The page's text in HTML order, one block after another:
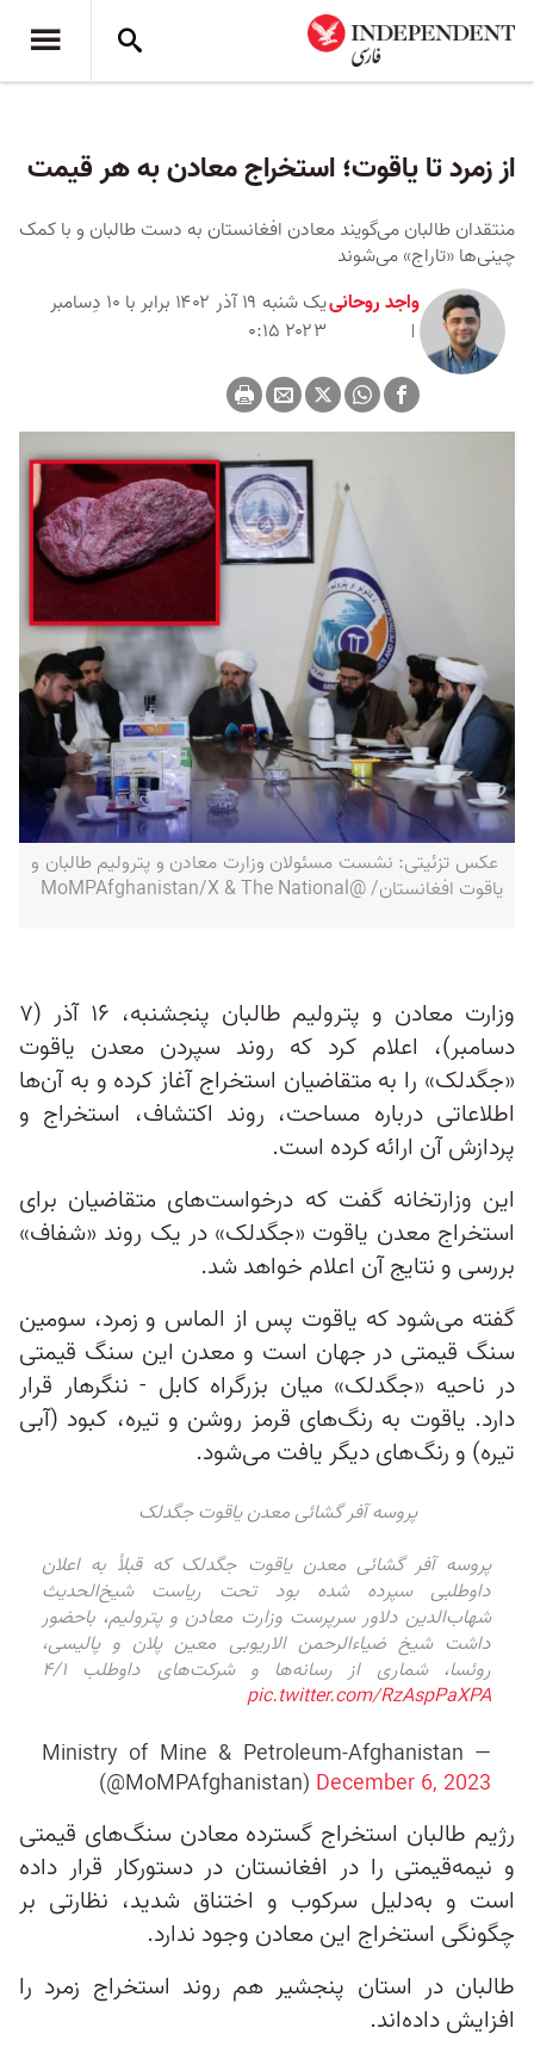
از زمرد تا یاقوت؛ استخراج معادن به هر قیمت
منتقدان طالبان می‌گویند معادن افغانستان به دست طالبان و با کمک
چینی‌ها «تاراج» می‌شوند
واجد روحانی
یک شنبه ۱۹ آذر ۱۴۰۲ برابر با ۱۰ دِسامبر
۲۰۲۳ ۰:۱۵
عکس تزئیتی: نشست مسئولان وزارت معادن و پترولیم طالبان و
یاقوت افغانستان/ @MoMPAfghanistan/X & The National
وزارت معادن و پترولیم طالبان پنجشنبه، ۱۶ آذر (۷
دسامبر)، اعلام کرد که روند سپردن معدن یاقوت
«جگدلک» را به متقاضیان استخراج آغاز کرده و به آن‌ها
اطلاعاتی درباره مساحت، روند اکتشاف، استخراج و
پردازش آن ارائه کرده است.
این وزارتخانه گفت که درخواست‌های متقاضیان برای
استخراج معدن یاقوت «جگدلک» در یک روند «شفاف»
بررسی و نتایج آن اعلام خواهد شد.
گفته می‌شود که یاقوت پس از الماس و زمرد، سومین
سنگ قیمتی در جهان است و معدن این سنگ قیمتی
در ناحیه «جگدلک» میان بزرگراه کابل - ننگرهار قرار
دارد. یاقوت به رنگ‌های قرمز روشن و تیره، کبود (آبی
تیره) و رنگ‌های دیگر یافت می‌شود.
پروسه آفر گشائی معدن یاقوت جگدلک
پروسه آفر گشائی معدن یاقوت جگدلک که قبلأ به اعلان
داوطلبی سپرده شده بود تحت ریاست شیخ‌الحدیث
شهاب‌الدین دلاور سرپرست وزارت معادن و پترولیم، باحضور
داشت شیخ ضیاءالرحمن الاریوبی معین پلان و پالیسی،
روئسا، شماری از رسانه‌ها و شرکت‌های داوطلب ۴/۱
pic.twitter.com/RzAspPaXPA
— Ministry of Mine & Petroleum-Afghanistan
(@MoMPAfghanistan) December 6, 2023
رژیم طالبان استخراج گسترده معادن سنگ‌های قیمتی
و نیمه‌قیمتی را در افغانستان در دستور‌کار قرار داده
است و به‌دلیل سرکوب و اختناق شدید، نظارتی بر
چگونگی استخراج این معادن وجود ندارد.
طالبان در استان پنجشیر هم روند استخراج زمرد را
افزایش داده‌اند.